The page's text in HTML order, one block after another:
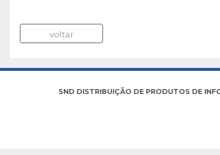
voltar
SND DISTRIBUIÇÃO DE PRODUTOS DE